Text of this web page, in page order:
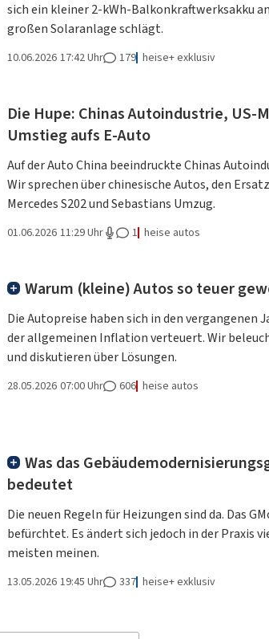
sich ein kleiner 2-kWh-Balkonkraftwerksakku
großen Solaranlage schlägt.
10.06.2026 17:42 Uhr 179 heise+ exklusiv
Die Hupe: Chinas Autoindustrie, US-
Umstieg aufs E-Auto
Auf der Auto China beeindruckte Chinas
Wir sprechen über chinesische Autos, den
Mercedes S202 und Sebastians Umzug.
01.06.2026 11:29 Uhr 1 heise autos
Warum (kleine) Autos so teuer
Die Autopreise haben sich in den vergangenen
der allgemeinen Inflation verteuert. Wir
und diskutieren über Lösungen.
28.05.2026 07:00 Uhr 606 heise autos
Was das
bedeutet
Die neuen Regeln für Heizungen sind da. Das
befürchtet. Es ändert sich jedoch in der Praxis
meisten meinen.
13.05.2026 19:45 Uhr 337 heise+ exklusiv